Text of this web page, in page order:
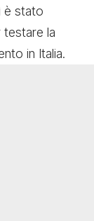
è stato
la
in Italia.